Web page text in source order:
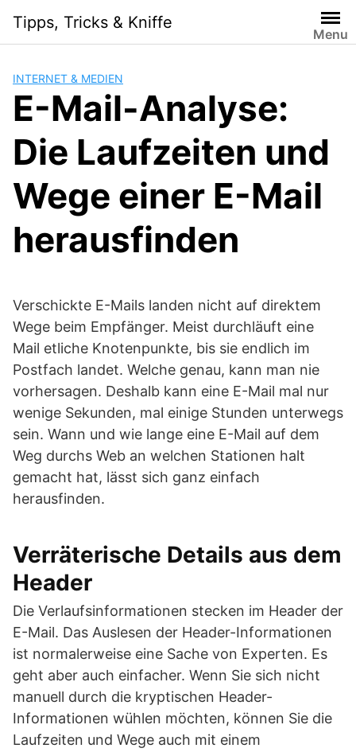
i
Tipps, Tricks & Kniffe
Menu
INTERNET & MEDIEN
E-Mail-Analyse:
Die Laufzeiten und
Wege einer E-Mail
herausfinden
Verschickte E-Mails landen nicht auf direktem
Wege beim Empfänger. Meist durchläuft eine
Mail etliche Knotenpunkte, bis sie endlich im
Postfach landet. Welche genau, kann man nie
vorhersagen. Deshalb kann eine E-Mail mal nur
wenige Sekunden, mal einige Stunden unterwegs
sein. Wann und wie lange eine E-Mail auf dem
Weg durchs Web an welchen Stationen halt
gemacht hat, lässt sich ganz einfach
herausfinden.
Verräterische Details aus dem
Header
Die Verlaufsinformationen stecken im Header der
E-Mail. Das Auslesen der Header-Informationen
ist normalerweise eine Sache von Experten. Es
geht aber auch einfacher. Wenn Sie sich nicht
manuell durch die kryptischen Header-
Informationen wühlen möchten, können Sie die
Laufzeiten und Wege auch mit einem